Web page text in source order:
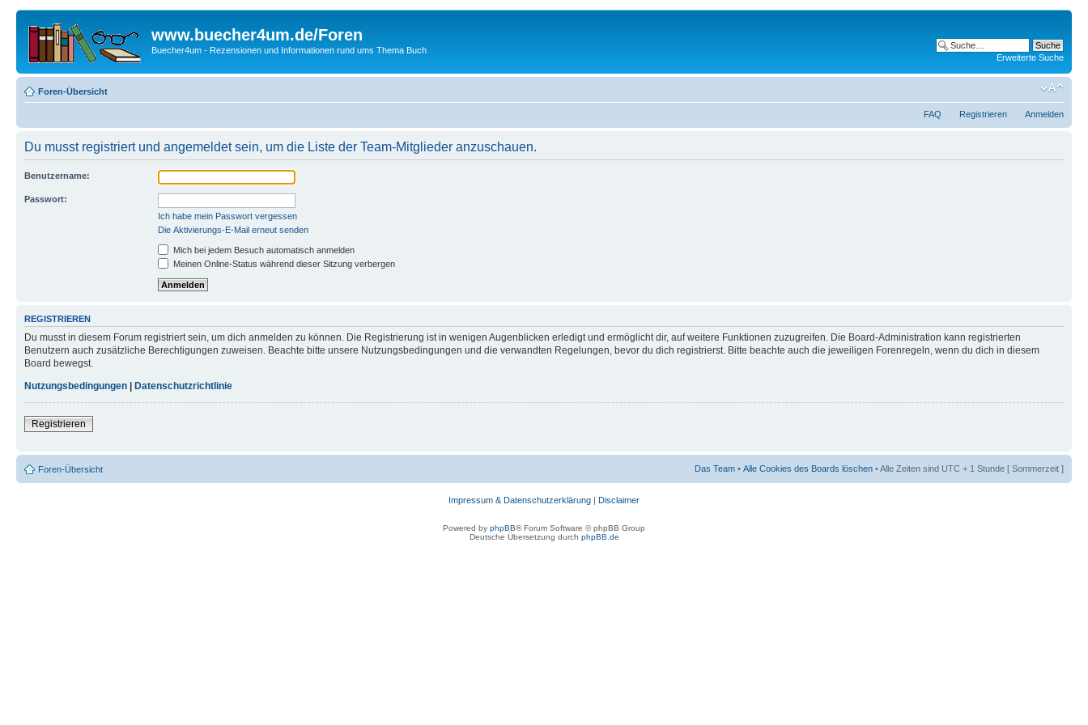
www.buecher4um.de/Foren
Buecher4um - Rezensionen und Informationen rund ums Thema Buch
Erweiterte Suche
Foren-Übersicht
FAQ Registrieren Anmelden
Du musst registriert und angemeldet sein, um die Liste der Team-Mitglieder anzuschauen.
Benutzername:
Passwort:
Ich habe mein Passwort vergessen
Die Aktivierungs-E-Mail erneut senden
Mich bei jedem Besuch automatisch anmelden
Meinen Online-Status während dieser Sitzung verbergen
REGISTRIEREN
Du musst in diesem Forum registriert sein, um dich anmelden zu können. Die Registrierung ist in wenigen Augenblicken erledigt und ermöglicht dir, auf weitere Funktionen zuzugreifen. Die Board-Administration kann registrierten
Benutzern auch zusätzliche Berechtigungen zuweisen. Beachte bitte unsere Nutzungsbedingungen und die verwandten Regelungen, bevor du dich registrierst. Bitte beachte auch die jeweiligen Forenregeln, wenn du dich in diesem
Board bewegst.
Nutzungsbedingungen
Datenschutzrichtlinie
Registrieren
Foren-Übersicht Das Team • Alle Cookies des Boards löschen • Alle Zeiten sind UTC + 1 Stunde [ Sommerzeit ]
Impressum & Datenschutzerklärung | Disclaimer
Powered by phpBB® Forum Software © phpBB Group
Deutsche Übersetzung durch phpBB.de